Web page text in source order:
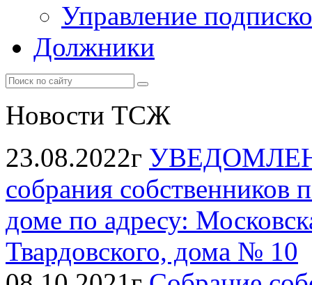
Управление
Должники
Новости ТСЖ
23.08.2022г
собрания
доме по адресу:
Твардовского, дома № 10